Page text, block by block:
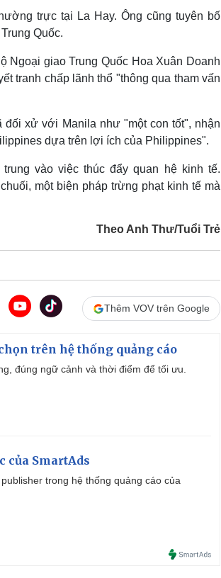
trực tại La Hay. Ông cũng tuyên bố
Quốc.
Ngoại giao Trung Quốc Hoa Xuân Doanh
tranh chấp lãnh thổ "thông qua tham vấn
đối xử với Manila như "một con tốt", nhận
dựa trên lợi ích của Philippines".
vào việc thúc đẩy quan hệ kinh tế.
một biện pháp trừng phạt kinh tế mà
Theo Anh Thư/Tuổi Trẻ
Thêm VOV trên Google
trên hệ thống quảng cáo
đúng ngữ cảnh và thời điểm để tối ưu.
của SmartAds
trong hệ thống quảng cáo của